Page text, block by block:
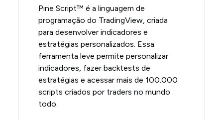
Pine Script™ é a linguagem de
programação do TradingView, criada
para desenvolver indicadores e
estratégias personalizados. Essa
ferramenta leve permite personalizar
indicadores, fazer backtests de
estratégias e acessar mais de 100.000
scripts criados por traders no mundo
todo.